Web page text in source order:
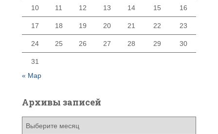
10 11 12 13 14 15 16
17 18 19 20 21 22 23
24 25 26 27 28 29 30
31
« Мар
Архивы записей